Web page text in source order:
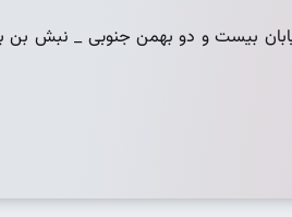
بیست و دو بهمن جنوبی _ نبش